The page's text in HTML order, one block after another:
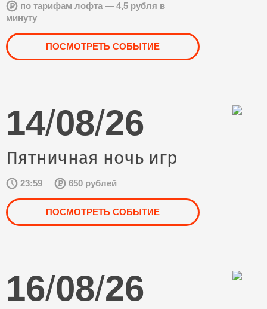
по тарифам лофта — 4,5 рубля в
минуту
ПОСМОТРЕТЬ СОБЫТИЕ
14/08/26
Пятничная ночь игр
23:59 650 рублей
ПОСМОТРЕТЬ СОБЫТИЕ
16/08/26